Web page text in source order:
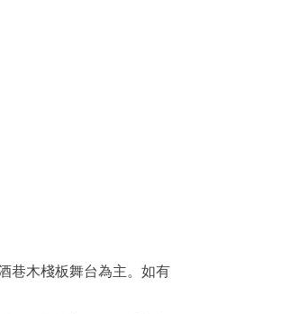
巷木棧板舞台為主。如有